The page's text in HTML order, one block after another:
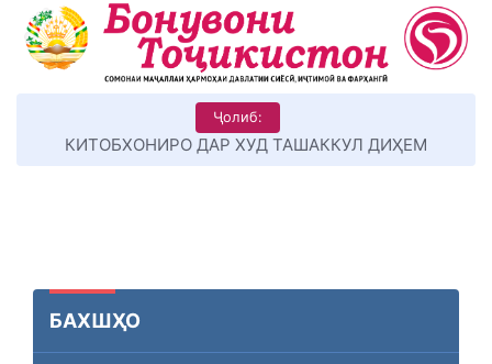
Ҷолиб:
КИТОБХОНИРО ДАР ХУД ТАШАККУЛ ДИҲЕМ
БАХШҲО